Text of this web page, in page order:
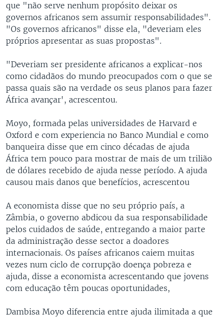
que "não serve nenhum propósito deixar os
governos africanos sem assumir responsabilidades".
"Os governos africanos" disse ela, "deveriam eles
próprios apresentar as suas propostas".
"Deveriam ser presidente africanos a explicar-nos
como cidadãos do mundo preocupados com o que se
passa quais são na verdade os seus planos para fazer
África avançar', acrescentou.
Moyo, formada pelas universidades de Harvard e
Oxford e com experiencia no Banco Mundial e como
banqueira disse que em cinco décadas de ajuda
África tem pouco para mostrar de mais de um trilião
de dólares recebido de ajuda nesse período. A ajuda
causou mais danos que benefícios, acrescentou
A economista disse que no seu próprio país, a
Zâmbia, o governo abdicou da sua responsabilidade
pelos cuidados de saúde, entregando a maior parte
da administração desse sector a doadores
internacionais. Os países africanos caiem muitas
vezes num ciclo de corrupção doença pobreza e
ajuda, disse a economista acrescentando que jovens
com educação têm poucas oportunidades,
Dambisa Moyo diferencia entre ajuda ilimitada a que